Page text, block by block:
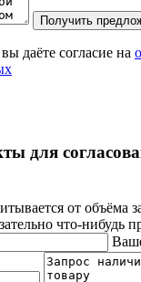
Получить
даёте согласие на
для
от объёма
что-нибудь